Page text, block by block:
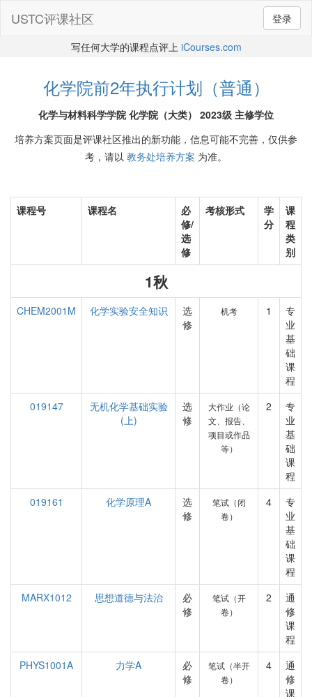
登录
USTC评课社区
写任何大学的课程点评上 iCourses.com
化学院前2年执行计划（普通）
化学与材料科学学院 化学院（大类） 2023级 主修学位
培养方案页面是评课社区推出的新功能，信息可能不完善，仅供参
考，请以 教务处培养方案 为准。
课程号 课程名
必
修/
选
修
考核形式
学
分
课
程
类
别
1秋
CHEM2001M 化学实验安全知识
选
修
机考 1
专
业
基
础
课
程
019147
无机化学基础实验
(上)
选
修
大作业（论
文、报告、
项目或作品
等）
2
专
业
基
础
课
程
019161
化学原理A
选
修
笔试（闭
卷）
4
专
业
基
础
课
程
MARX1012
思想道德与法治
必
修
笔试（开
卷）
2
通
修
课
程
PHYS1001A
力学A
必
修
笔试（半开
卷）
4
通
修
课